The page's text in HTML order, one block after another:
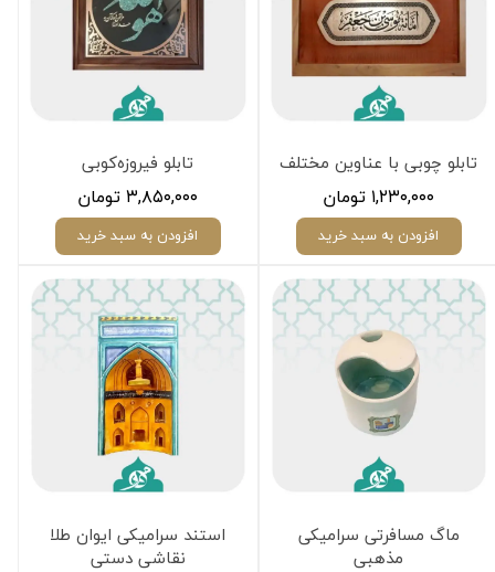
تابلو چوبی با عناوین مختلف
۱,۲۳۰,۰۰۰ تومان
افزودن به سبد خرید
تابلو فیروزه‌کوبی
۳,۸۵۰,۰۰۰ تومان
افزودن به سبد خرید
ماگ مسافرتی سرامیکی
مذهبی
استند سرامیکی ایوان طلا
نقاشی دستی